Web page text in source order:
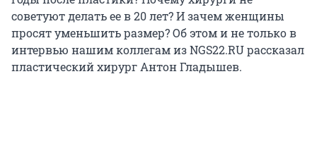
советуют делать ее в 20 лет? И зачем женщины
просят уменьшить размер? Об этом и не только в
интервью нашим коллегам из NGS22.RU рассказал
пластический хирург Антон Гладышев.